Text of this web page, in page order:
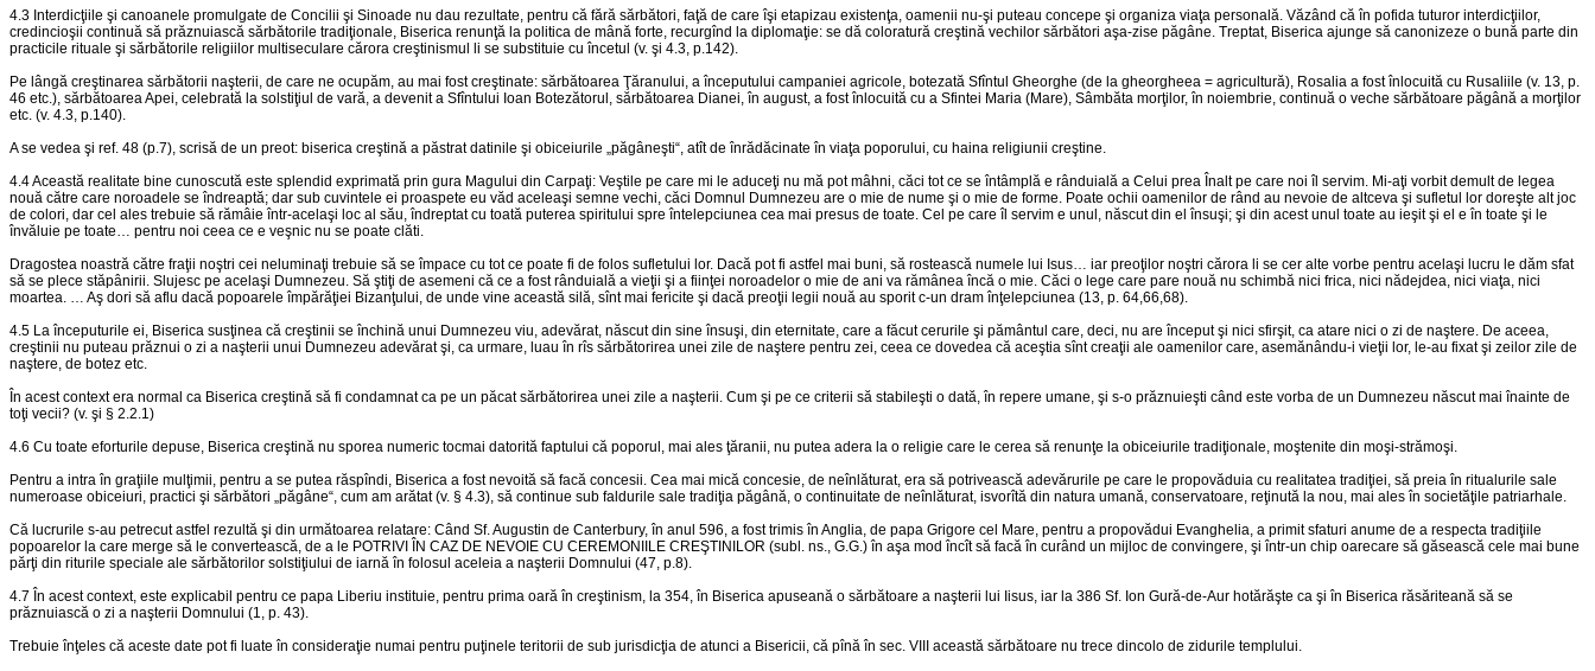
4.3 Interdicţiile şi canoanele promulgate de Concilii şi Sinoade nu dau rezultate, pentru că fără sărbători, faţă de care îşi etapizau existenţa, oamenii nu-şi puteau concepe şi organiza viaţa personală. Văzând că în pofida tuturor interdicţiilor,
credincioşii continuă să prăznuiască sărbătorile tradiţionale, Biserica renunţă la politica de mână forte, recurgînd la diplomaţie: se dă coloratură creştină vechilor sărbători aşa-zise păgâne. Treptat, Biserica ajunge să canonizeze o bună parte din
practicile rituale şi sărbătorile religiilor multiseculare cărora creştinismul li se substituie cu încetul (v. şi 4.3, p.142).
Pe lângă creştinarea sărbătorii naşterii, de care ne ocupăm, au mai fost creştinate: sărbătoarea Ţăranului, a începutului campaniei agricole, botezată Sfîntul Gheorghe (de la gheorgheea = agricultură), Rosalia a fost înlocuită cu Rusaliile (v. 13, p.
46 etc.), sărbătoarea Apei, celebrată la solstiţiul de vară, a devenit a Sfîntului Ioan Botezătorul, sărbătoarea Dianei, în august, a fost înlocuită cu a Sfintei Maria (Mare), Sâmbăta morţilor, în noiembrie, continuă o veche sărbătoare păgână a morţilor
etc. (v. 4.3, p.140).
A se vedea şi ref. 48 (p.7), scrisă de un preot: biserica creştină a păstrat datinile şi obiceiurile „păgâneşti“, atît de înrădăcinate în viaţa poporului, cu haina religiunii creştine.
4.4 Această realitate bine cunoscută este splendid exprimată prin gura Magului din Carpaţi: Veştile pe care mi le aduceţi nu mă pot mâhni, căci tot ce se întâmplă e rânduială a Celui prea Înalt pe care noi îl servim. Mi-aţi vorbit demult de legea
nouă către care noroadele se îndreaptă; dar sub cuvintele ei proaspete eu văd aceleaşi semne vechi, căci Domnul Dumnezeu are o mie de nume şi o mie de forme. Poate ochii oamenilor de rând au nevoie de altceva şi sufletul lor doreşte alt joc
de colori, dar cel ales trebuie să rămâie într-acelaşi loc al său, îndreptat cu toată puterea spiritului spre întelepciunea cea mai presus de toate. Cel pe care îl servim e unul, născut din el însuşi; şi din acest unul toate au ieşit şi el e în toate şi le
învăluie pe toate… pentru noi ceea ce e veşnic nu se poate clăti.
Dragostea noastră către fraţii noştri cei neluminaţi trebuie să se împace cu tot ce poate fi de folos sufletului lor. Dacă pot fi astfel mai buni, să rostească numele lui Isus… iar preoţilor noştri cărora li se cer alte vorbe pentru acelaşi lucru le dăm sfat
să se plece stăpânirii. Slujesc pe acelaşi Dumnezeu. Să ştiţi de asemeni că ce a fost rânduială a vieţii şi a fiinţei noroadelor o mie de ani va rămânea încă o mie. Căci o lege care pare nouă nu schimbă nici frica, nici nădejdea, nici viaţa, nici
moartea. … Aş dori să aflu dacă popoarele împărăţiei Bizanţului, de unde vine această silă, sînt mai fericite şi dacă preoţii legii nouă au sporit c-un dram înţelepciunea (13, p. 64,66,68).
4.5 La începuturile ei, Biserica susţinea că creştinii se închină unui Dumnezeu viu, adevărat, născut din sine însuşi, din eternitate, care a făcut cerurile şi pământul care, deci, nu are început şi nici sfirşit, ca atare nici o zi de naştere. De aceea,
creştinii nu puteau prăznui o zi a naşterii unui Dumnezeu adevărat şi, ca urmare, luau în rîs sărbătorirea unei zile de naştere pentru zei, ceea ce dovedea că aceştia sînt creaţii ale oamenilor care, asemănându-i vieţii lor, le-au fixat şi zeilor zile de
naştere, de botez etc.
În acest context era normal ca Biserica creştină să fi condamnat ca pe un păcat sărbătorirea unei zile a naşterii. Cum şi pe ce criterii să stabileşti o dată, în repere umane, şi s-o prăznuieşti când este vorba de un Dumnezeu născut mai înainte de
toţi vecii? (v. şi § 2.2.1)
4.6 Cu toate eforturile depuse, Biserica creştină nu sporea numeric tocmai datorită faptului că poporul, mai ales ţăranii, nu putea adera la o religie care le cerea să renunţe la obiceiurile tradiţionale, moştenite din moşi-strămoşi.
Pentru a intra în graţiile mulţimii, pentru a se putea răspîndi, Biserica a fost nevoită să facă concesii. Cea mai mică concesie, de neînlăturat, era să potrivească adevărurile pe care le propovăduia cu realitatea tradiţiei, să preia în ritualurile sale
numeroase obiceiuri, practici şi sărbători „păgâne“, cum am arătat (v. § 4.3), să continue sub faldurile sale tradiţia păgână, o continuitate de neînlăturat, isvorîtă din natura umană, conservatoare, reţinută la nou, mai ales în societăţile patriarhale.
Că lucrurile s-au petrecut astfel rezultă şi din următoarea relatare: Când Sf. Augustin de Canterbury, în anul 596, a fost trimis în Anglia, de papa Grigore cel Mare, pentru a propovădui Evanghelia, a primit sfaturi anume de a respecta tradiţiile
popoarelor la care merge să le convertească, de a le POTRIVI ÎN CAZ DE NEVOIE CU CEREMONIILE CREŞTINILOR (subl. ns., G.G.) în aşa mod încît să facă în curând un mijloc de convingere, şi într-un chip oarecare să găsească cele mai bune
părţi din riturile speciale ale sărbătorilor solstiţiului de iarnă în folosul aceleia a naşterii Domnului (47, p.8).
4.7 În acest context, este explicabil pentru ce papa Liberiu instituie, pentru prima oară în creştinism, la 354, în Biserica apuseană o sărbătoare a naşterii lui Iisus, iar la 386 Sf. Ion Gură-de-Aur hotărăşte ca şi în Biserica răsăriteană să se
prăznuiască o zi a naşterii Domnului (1, p. 43).
Trebuie înţeles că aceste date pot fi luate în consideraţie numai pentru puţinele teritorii de sub jurisdicţia de atunci a Bisericii, că pînă în sec. VIII această sărbătoare nu trece dincolo de zidurile templului.